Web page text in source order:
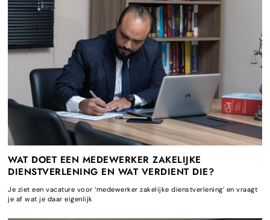
WAT DOET EEN MEDEWERKER ZAKELIJKE
DIENSTVERLENING EN WAT VERDIENT DIE?
Je ziet een vacature voor ‘medewerker zakelijke dienstverlening’ en vraagt
je af wat je daar eigenlijk